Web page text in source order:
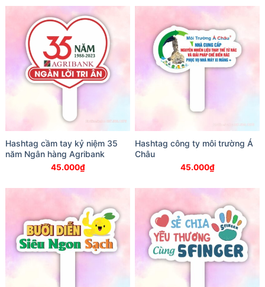
Hashtag cầm tay kỷ niệm 35
năm Ngân hàng Agribank
45.000₫
Hashtag công ty môi trường Á
Châu
45.000₫